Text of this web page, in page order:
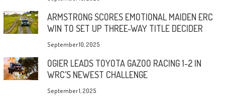
ARMSTRONG SCORES EMOTIONAL MAIDEN ERC
WIN TO SET UP THREE-WAY TITLE DECIDER
September 10, 2025
OGIER LEADS TOYOTA GAZOO RACING 1-2 IN
WRC’S NEWEST CHALLENGE
September 1, 2025